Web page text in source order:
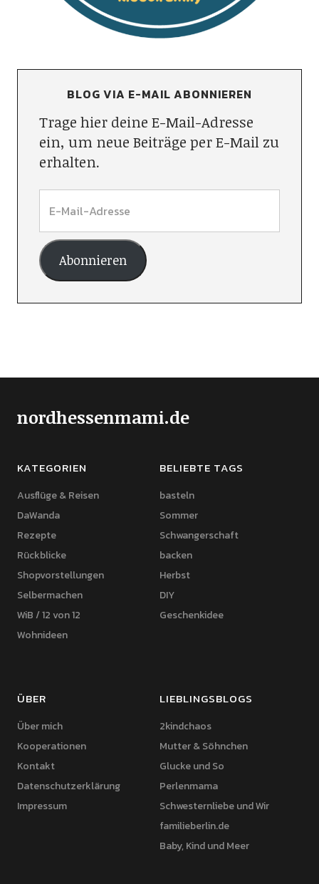
BLOG VIA E-MAIL ABONNIEREN
Trage hier deine E-Mail-Adresse
ein, um neue Beiträge per E-Mail zu
erhalten.
Abonnieren
nordhessenmami.de
KATEGORIEN
Ausflüge & Reisen
DaWanda
Rezepte
Rückblicke
Shopvorstellungen
Selbermachen
WiB / 12 von 12
Wohnideen
BELIEBTE TAGS
basteln
Sommer
Schwangerschaft
backen
Herbst
DIY
Geschenkidee
ÜBER
Über mich
Kooperationen
Kontakt
Datenschutzerklärung
Impressum
LIEBLINGSBLOGS
2kindchaos
Mutter & Söhnchen
Glucke und So
Perlenmama
Schwesternliebe und Wir
familieberlin.de
Baby, Kind und Meer